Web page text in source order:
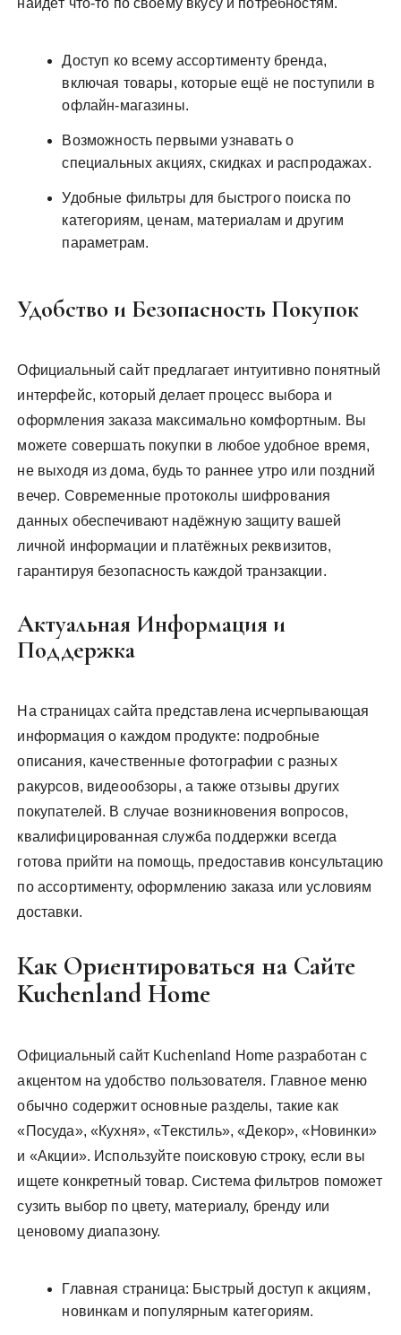
найдёт что-то по своему вкусу и потребностям.
Доступ ко всему ассортименту бренда,
включая товары, которые ещё не поступили в
офлайн-магазины.
Возможность первыми узнавать о
специальных акциях, скидках и распродажах.
Удобные фильтры для быстрого поиска по
категориям, ценам, материалам и другим
параметрам.
Удобство и Безопасность Покупок
Официальный сайт предлагает интуитивно понятный
интерфейс, который делает процесс выбора и
оформления заказа максимально комфортным. Вы
можете совершать покупки в любое удобное время,
не выходя из дома, будь то раннее утро или поздний
вечер. Современные протоколы шифрования
данных обеспечивают надёжную защиту вашей
личной информации и платёжных реквизитов,
гарантируя безопасность каждой транзакции.
Актуальная Информация и
Поддержка
На страницах сайта представлена исчерпывающая
информация о каждом продукте: подробные
описания, качественные фотографии с разных
ракурсов, видеообзоры, а также отзывы других
покупателей. В случае возникновения вопросов,
квалифицированная служба поддержки всегда
готова прийти на помощь, предоставив консультацию
по ассортименту, оформлению заказа или условиям
доставки.
Как Ориентироваться на Сайте
Kuchenland Home
Официальный сайт Kuchenland Home разработан с
акцентом на удобство пользователя. Главное меню
обычно содержит основные разделы, такие как
«Посуда», «Кухня», «Текстиль», «Декор», «Новинки»
и «Акции». Используйте поисковую строку, если вы
ищете конкретный товар. Система фильтров поможет
сузить выбор по цвету, материалу, бренду или
ценовому диапазону.
Главная страница: Быстрый доступ к акциям,
новинкам и популярным категориям.